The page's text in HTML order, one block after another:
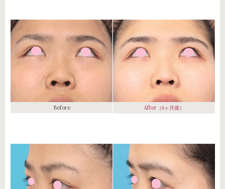
Before After （6ヶ月後）